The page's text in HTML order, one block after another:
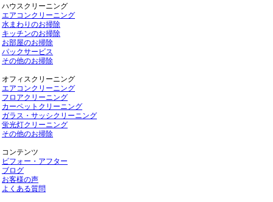
ハウスクリーニング
エアコンクリーニング
水まわりのお掃除
キッチンのお掃除
お部屋のお掃除
パックサービス
その他のお掃除
オフィスクリーニング
エアコンクリーニング
フロアクリーニング
カーペットクリーニング
ガラス・サッシクリーニング
蛍光灯クリーニング
その他のお掃除
コンテンツ
ビフォー・アフター
ブログ
お客様の声
よくある質問